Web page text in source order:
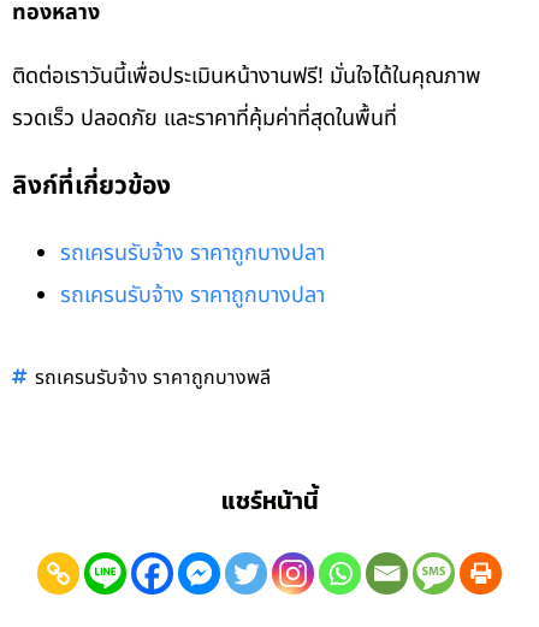
ทองหลาง
ติดต่อเราวันนี้เพื่อประเมินหน้างานฟรี! มั่นใจได้ในคุณภาพ
รวดเร็ว ปลอดภัย และราคาที่คุ้มค่าที่สุดในพื้นที่
ลิงก์ที่เกี่ยวข้อง
รถเครนรับจ้าง ราคาถูกบางปลา
รถเครนรับจ้าง ราคาถูกบางปลา
รถเครนรับจ้าง ราคาถูกบางพลี
แชร์หน้านี้